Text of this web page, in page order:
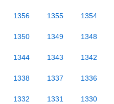
1356 1355 1354
1350 1349 1348
1344 1343 1342
1338 1337 1336
1332 1331 1330